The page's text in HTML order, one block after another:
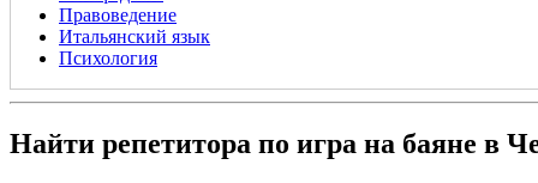
Правоведение
Итальянский язык
Психология
Найти репетитора по игра на баяне в